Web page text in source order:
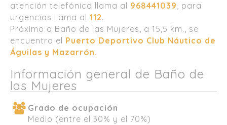
atención telefónica llama al 968441039, para
urgencias llama al 112.
Próximo a Baño de las Mujeres, a 15,5 km., se
encuentra el Puerto Deportivo Club Náutico de
Águilas y Mazarrón.
Información general de Baño de
las Mujeres
Grado de ocupación
Medio (entre el 30% y el 70%)